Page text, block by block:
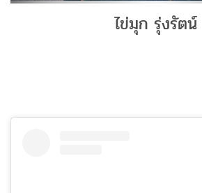
ไข่มุก รุ่งรัตน์